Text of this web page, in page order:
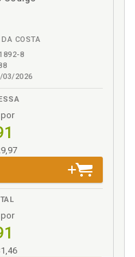
p. 191
pela análise
deve corresponder o
Nouira y Maurity, p.
pelas lentes da
empresariais de
COSTA
8
03/2026